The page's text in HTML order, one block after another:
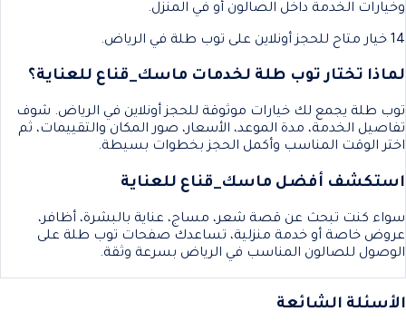
وخيارات الخدمة داخل الصالون أو في المنزل.
14 خيار متاح للحجز أونلاين على توب طلة في الرياض.
لماذا تختار توب طلة لخدمات ماسك_قناع للعناية؟
توب طلة يجمع لك خيارات موثوقة للحجز أونلاين في الرياض. شوف
تفاصيل الخدمة، مدة الموعد، الأسعار، صور المكان والتقييمات، ثم
اختر الوقت المناسب وأكمل الحجز بخطوات بسيطة.
استكشف أفضل ماسك_قناع للعناية
سواء كنت تبحث عن قصة شعر، مساج، عناية بالبشرة، أظافر،
عروض خاصة أو خدمة منزلية، تساعدك صفحات توب طلة على
الوصول للصالون المناسب في الرياض بسرعة وثقة.
الأسئلة الشائعة